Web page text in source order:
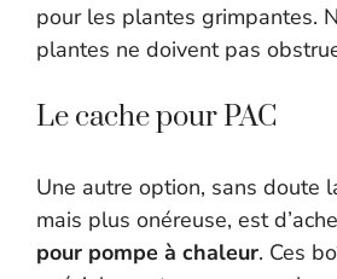
pour les plantes grimpantes.
plantes ne doivent pas
Le cache pour PAC
Une autre option, sans doute
mais plus onéreuse, est
pour pompe à chaleur. Ces